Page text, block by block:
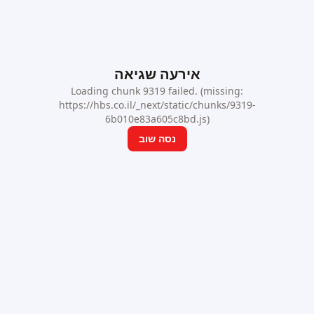
אירעה שגיאה
Loading chunk 9319 failed. (missing:
https://hbs.co.il/_next/static/chunks/9319-
6b010e83a605c8bd.js)